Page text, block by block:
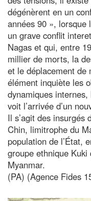
dégénèrent en un
années 90 », lorsque
un grave conflit
Nagas et qui, entre
millier de morts, la
et le déplacement de
élément inquiète les
dynamiques
voit l’arrivée d’un
Il s’agit des insurgés
Chin, limitrophe du
population de l’État,
groupe ethnique
Myanmar.
(PA) (Agence Fides